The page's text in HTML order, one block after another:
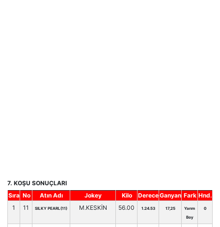
7. KOŞU SONUÇLARI
Sıra No Atın Adı Jokey Kilo DereceGanyan Fark Hnd.
1
11 SILKY PEARL(11) M.KESKİN 56.00 1.24.53 17,25
Yarım
Boy
0